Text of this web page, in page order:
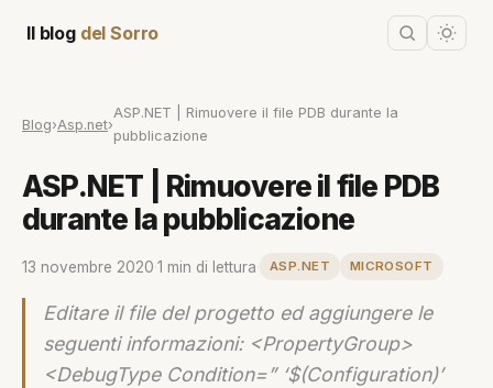
Il blog del Sorro
Blog›Asp.net›
ASP.NET | Rimuovere il file PDB durante la
pubblicazione
ASP.NET | Rimuovere il file PDB
durante la pubblicazione
13 novembre 2020 1 min di lettura ASP.NET MICROSOFT
Editare il file del progetto ed aggiungere le
seguenti informazioni: <PropertyGroup>
<DebugType Condition=” ‘$(Configuration)’